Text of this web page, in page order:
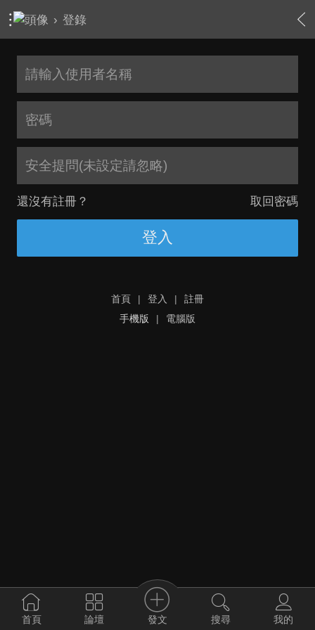
› 登錄
安全提問(未設定請忽略)
還沒有註冊？ 取回密碼
登入
首頁 | 登入 |
註冊
手機版
| 電腦版
首頁 論壇 發文 搜尋 我的